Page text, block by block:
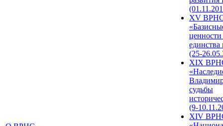
XV
единства
(25-
XIX
судьбы
(9-
XIV